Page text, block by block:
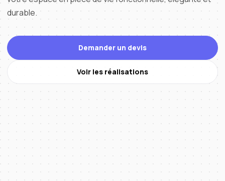
durable.
Demander un devis
Voir les réalisations